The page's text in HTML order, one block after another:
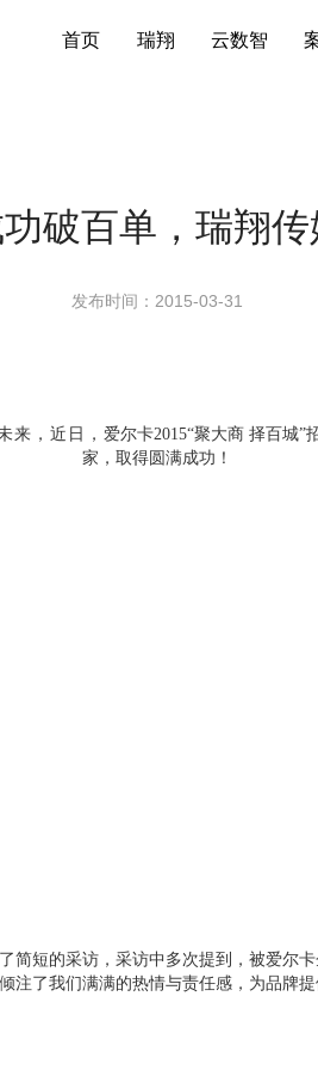
首页 瑞翔 云数智
破百单，瑞翔
发布时间：2015-03-31
来，近日， 爱尔卡2015“聚大商 择百城
家，取得圆满成功！
短的采访，采访中多次提到，被爱尔卡
了我们满满的热情与责任感，为品牌提